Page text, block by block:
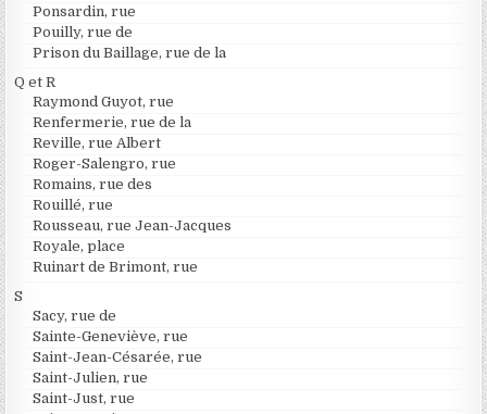
Ponsardin, rue
Pouilly, rue de
Prison du Baillage, rue de la
Q et R
Raymond Guyot, rue
Renfermerie, rue de la
Reville, rue Albert
Roger-Salengro, rue
Romains, rue des
Rouillé, rue
Rousseau, rue Jean-Jacques
Royale, place
Ruinart de Brimont, rue
S
Sacy, rue de
Sainte-Geneviève, rue
Saint-Jean-Césarée, rue
Saint-Julien, rue
Saint-Just, rue